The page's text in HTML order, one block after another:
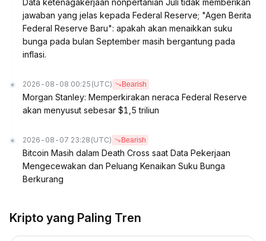
Data ketenagakerjaan nonpertanian Juli tidak memberikan
jawaban yang jelas kepada Federal Reserve; "Agen Berita
Federal Reserve Baru": apakah akan menaikkan suku
bunga pada bulan September masih bergantung pada
inflasi.
2026-08-08 00:25 (UTC) Bearish
Morgan Stanley: Memperkirakan neraca Federal Reserve
akan menyusut sebesar $1,5 triliun
2026-08-07 23:28 (UTC) Bearish
Bitcoin Masih dalam Death Cross saat Data Pekerjaan
Mengecewakan dan Peluang Kenaikan Suku Bunga
Berkurang
Kripto yang Paling Tren